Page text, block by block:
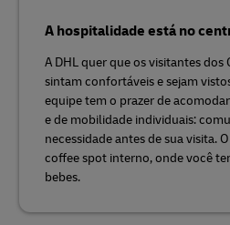
A hospitalidade está no
A DHL quer que os visitantes dos
sintam confortáveis e sejam
equipe tem o prazer de
e de mobilidade individuais:
necessidade antes de sua visita.
coffee spot interno, onde você
bebes.